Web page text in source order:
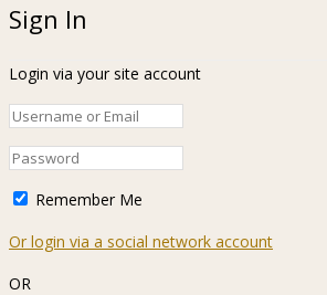
Sign In
Login via your site account
Remember Me
Or login via a social network account
OR